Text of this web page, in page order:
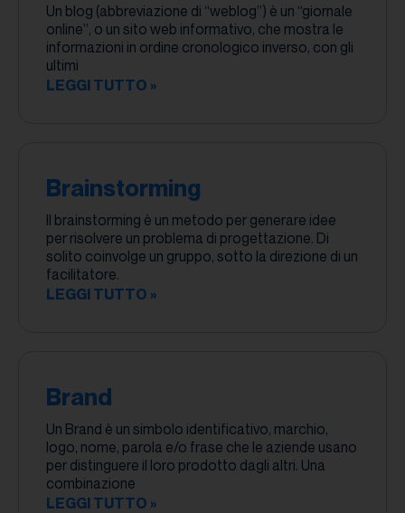
Un blog (abbreviazione di “weblog”) è un “giornale
online”, o un sito web informativo, che mostra le
informazioni in ordine cronologico inverso, con gli
ultimi
LEGGI TUTTO »
Brainstorming
Il brainstorming è un metodo per generare idee
per risolvere un problema di progettazione. Di
solito coinvolge un gruppo, sotto la direzione di un
facilitatore.
LEGGI TUTTO »
Brand
Un Brand è un simbolo identificativo, marchio,
logo, nome, parola e/o frase che le aziende usano
per distinguere il loro prodotto dagli altri. Una
combinazione
LEGGI TUTTO »